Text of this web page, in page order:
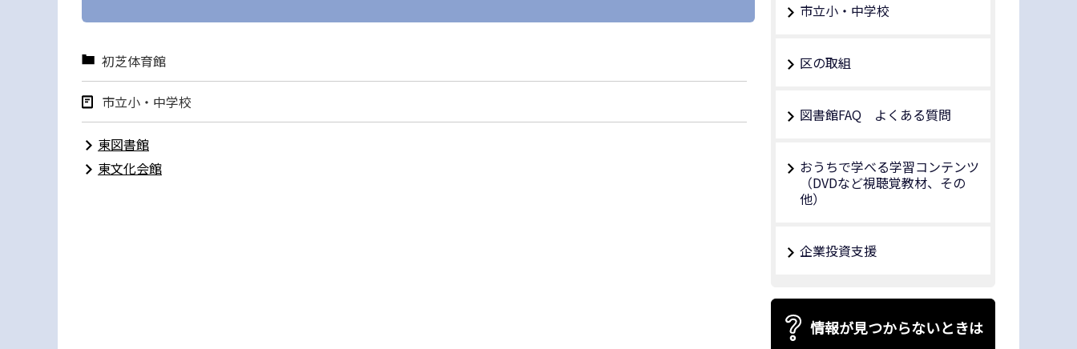
初芝体育館
市立小・中学校
東図書館
東文化会館
市立小・中学校
区の取組
図書館FAQ よくある質問
おうちで学べる学習コンテンツ
（DVDなど視聴覚教材、その
他）
企業投資支援
情報が見つからないときは